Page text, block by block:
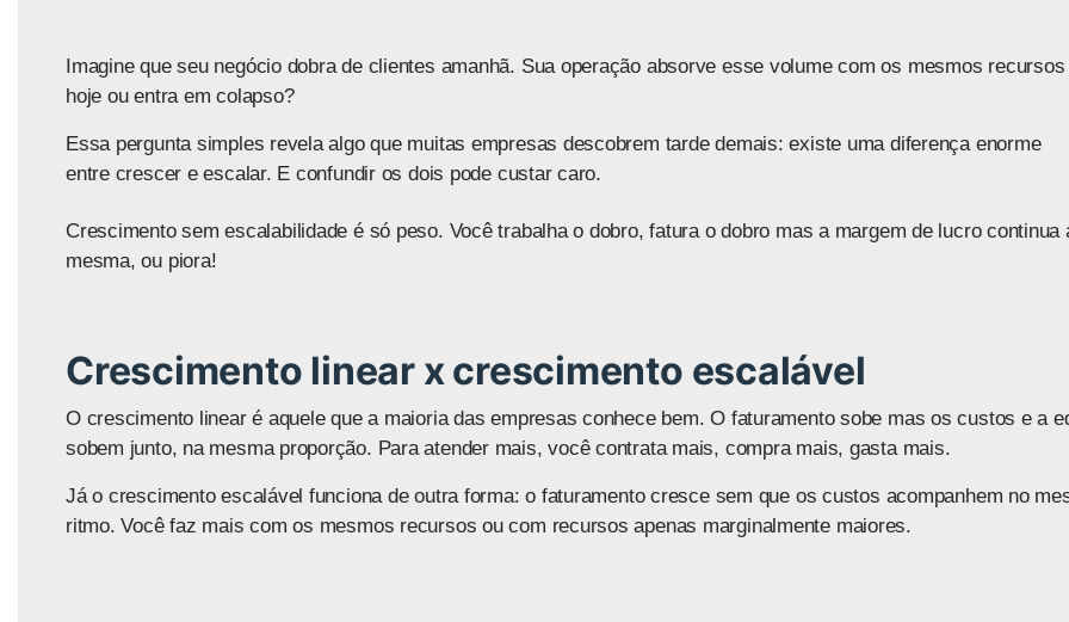
Imagine que seu negócio dobra de clientes amanhã. Sua operação absorve esse volume com os mesmos
hoje ou entra em colapso?
Essa pergunta simples revela algo que muitas empresas descobrem tarde demais: existe uma diferença enorme
entre crescer e escalar. E confundir os dois pode custar caro.
Crescimento sem escalabilidade é só peso. Você trabalha o dobro, fatura o dobro mas a margem de lucro continua
mesma, ou piora!
Crescimento linear x crescimento escalável
O crescimento linear é aquele que a maioria das empresas conhece bem. O faturamento sobe mas os custos e a
sobem junto, na mesma proporção. Para atender mais, você contrata mais, compra mais, gasta mais.
Já o crescimento escalável funciona de outra forma: o faturamento cresce sem que os custos acompanhem no
ritmo. Você faz mais com os mesmos recursos ou com recursos apenas marginalmente maiores.